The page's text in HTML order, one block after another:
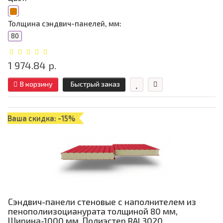
Толщина сэндвич-панелей, мм:
80
1 974.84 р.
В корзину Быстрый заказ
Ваша скидка: -15%
Сэндвич-панели стеновые с наполнителем из
пенополиизоцианурата толщиной 80 мм,
Ширина-1000 мм, Полиэстер RAL3020